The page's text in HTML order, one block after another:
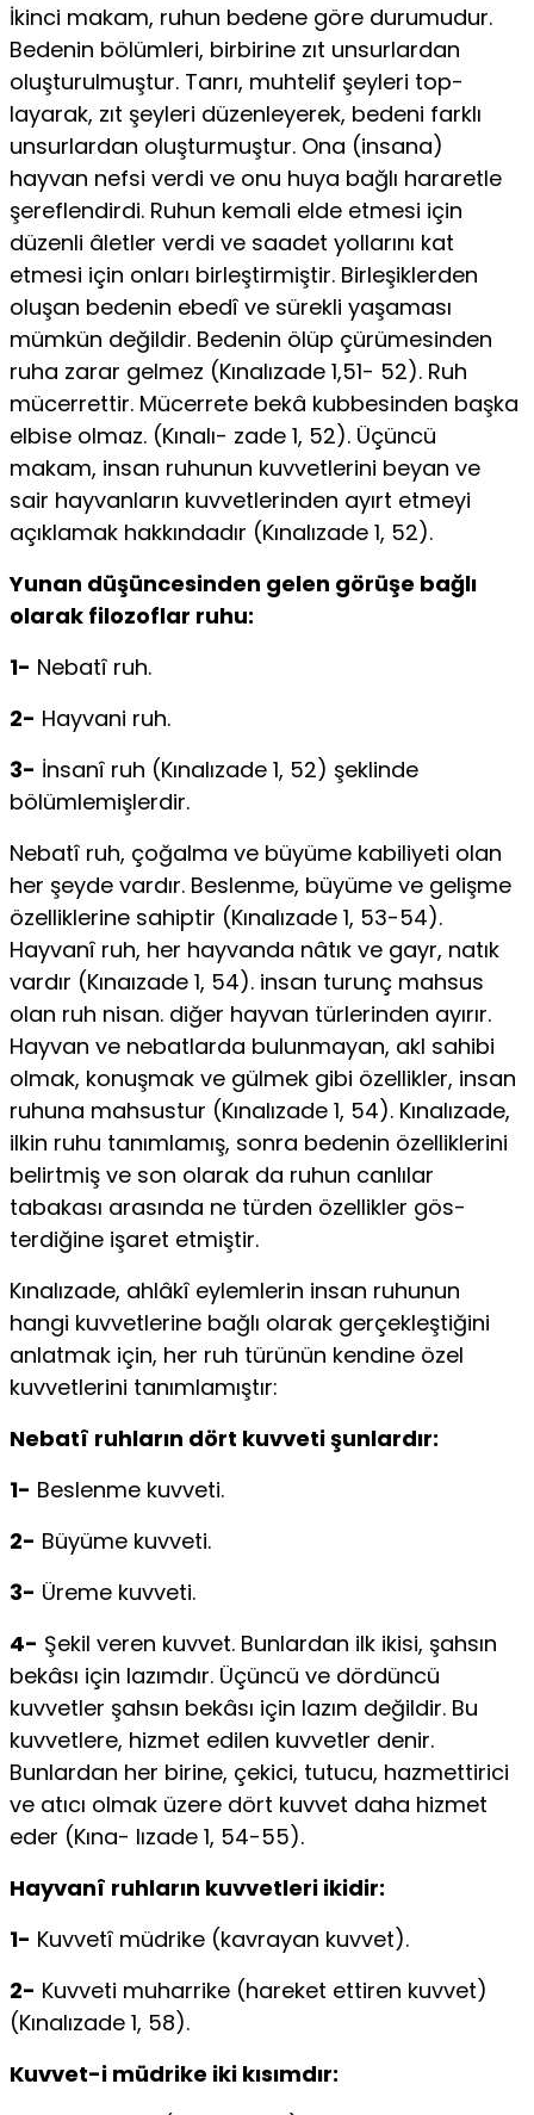
İkinci makam, ruhun bedene göre durumudur.
Bedenin bölümleri, birbirine zıt unsurlardan
oluşturulmuştur. Tanrı, muhtelif şeyleri top­
layarak, zıt şeyleri düzenleyerek, bedeni farklı
unsurlardan oluşturmuştur. Ona (insana)
hayvan nefsi verdi ve onu huya bağlı hararetle
şereflendirdi. Ruhun ke­mali elde etmesi için
düzenli âletler verdi ve saadet yollarını kat
etmesi için on­ları birleştirmiştir. Birleşiklerden
oluşan bedenin ebedî ve sürekli yaşaması
müm­kün değildir. Bedenin ölüp çürümesinden
ruha zarar gelmez (Kınalızade 1,51- 52). Ruh
mücerrettir. Mücerrete bekâ kubbesinden başka
elbise olmaz. (Kınalı- zade 1, 52). Üçüncü
makam, insan ruhunun kuvvetlerini beyan ve
sair hayvanla­rın kuvvetlerinden ayırt etmeyi
açıklamak hakkındadır (Kınalızade 1, 52).
Yunan düşüncesinden gelen görüşe bağlı
olarak filozoflar ruhu:
1- Nebatî ruh.
2- Hay­vani ruh.
3- İnsanî ruh (Kınalızade 1, 52) şeklinde
bölümlemişlerdir.
Nebatî ruh, çoğalma ve büyüme kabiliyeti olan
her şeyde vardır. Beslenme, büyüme ve ge­lişme
özelliklerine sahiptir (Kınalızade 1, 53-54).
Hayvanî ruh, her hayvanda nâtık ve gayr, natık
vardır (Kınaızade 1, 54). insan turunç mahsus
olan ruh ni­san. diğer hayvan türlerinden ayırır.
Hayvan ve nebatlarda bulunmayan, akl sa­hibi
olmak, konuşmak ve gülmek gibi özellikler, insan
ruhuna mahsustur (Kınalızade 1, 54). Kınalızade,
ilkin ruhu tanımlamış, sonra bedenin özelliklerini
be­lirtmiş ve son olarak da ruhun canlılar
tabakası arasında ne türden özellikler gös­
terdiğine işaret etmiştir.
Kınalızade, ahlâkî eylemlerin insan ruhunun
hangi kuvvetlerine bağlı olarak gerçekleştiğini
anlatmak için, her ruh türünün kendine özel
kuvvetlerini tanımla­mıştır:
Nebatî ruhların dört kuvveti şunlardır:
1- Beslenme kuvveti.
2- Büyüme kuvveti.
3- Üreme kuvveti.
4- Şekil veren kuvvet. Bunlardan ilk ikisi, şahsın
bekâsı için lazımdır. Üçüncü ve dördüncü
kuvvetler şahsın bekâsı için lazım de­ğildir. Bu
kuvvetlere, hizmet edilen kuvvetler denir.
Bunlardan her birine, çeki­ci, tutucu, hazmettirici
ve atıcı olmak üzere dört kuvvet daha hizmet
eder (Kına- lızade 1, 54-55).
Hayvanî ruhların kuvvetleri ikidir:
1- Kuvvetî müdrike (kavra­yan kuvvet).
2- Kuvveti muharrike (hareket ettiren kuvvet)
(Kınalızade 1, 58).
Kuvvet-i müdrike iki kısımdır: